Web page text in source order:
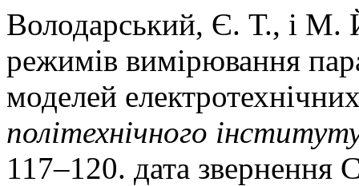
Володарський, Є. Т., і М.
режимів вимірювання
моделей
політехнічного
117–120. дата звернення